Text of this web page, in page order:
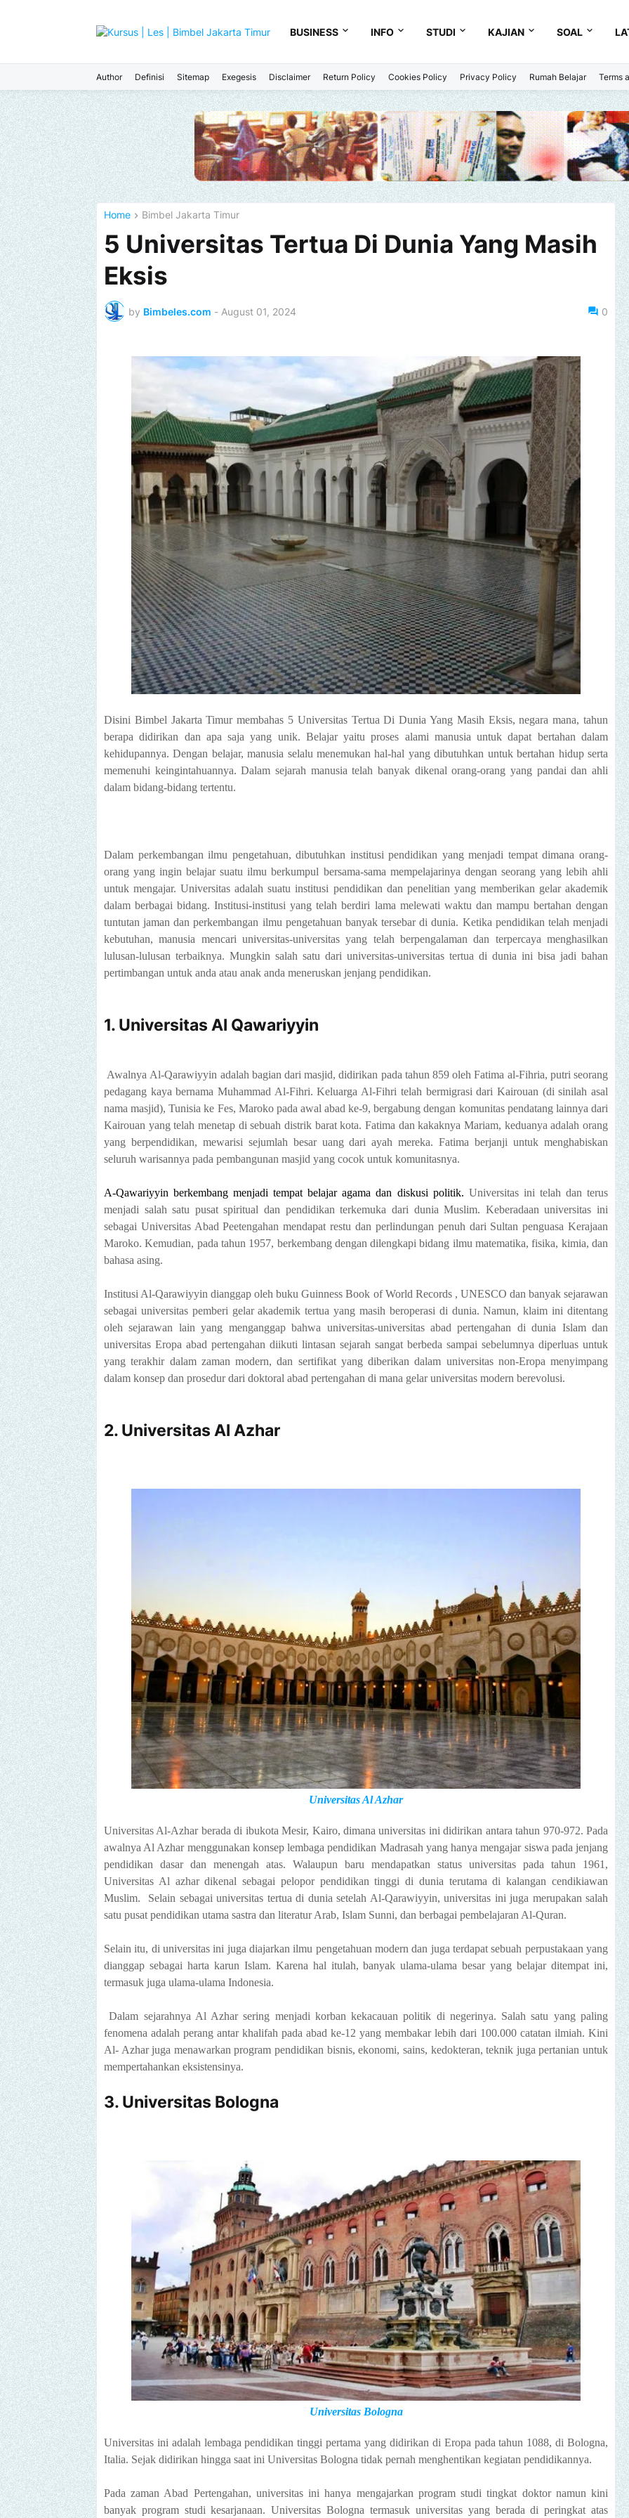
BUSINESS INFO STUDI KAJIAN SOAL
Author Definisi Sitemap Exegesis Disclaimer Return Policy Cookies Policy Privacy Policy Rumah Belajar Terms
Home Bimbel Jakarta Timur
5 Universitas Tertua Di Dunia Yang Masih
Eksis
by Bimbeles.com - August 01, 2024 0
Disini Bimbel Jakarta Timur membahas 5 Universitas Tertua Di Dunia Yang Masih Eksis, negara mana, tahun
berapa didirikan dan apa saja yang unik. Belajar yaitu proses alami manusia untuk dapat bertahan dalam
kehidupannya. Dengan belajar, manusia selalu menemukan hal-hal yang dibutuhkan untuk bertahan hidup serta
memenuhi keingintahuannya. Dalam sejarah manusia telah banyak dikenal orang-orang yang pandai dan ahli
dalam bidang-bidang tertentu.
Dalam perkembangan ilmu pengetahuan, dibutuhkan institusi pendidikan yang menjadi tempat dimana orang-
orang yang ingin belajar suatu ilmu berkumpul bersama-sama mempelajarinya dengan seorang yang lebih ahli
untuk mengajar.Universitas adalah suatu institusi pendidikan dan penelitian yang memberikan gelar akademik
dalam berbagai bidang. Institusi-institusi yang telah berdiri lama melewati waktu dan mampu bertahan dengan
tuntutan jaman dan perkembangan ilmu pengetahuan banyak tersebar di dunia. Ketika pendidikan telah menjadi
kebutuhan, manusia mencari universitas-universitas yang telah berpengalaman dan terpercaya menghasilkan
lulusan-lulusan terbaiknya. Mungkin salah satu dari universitas-universitas tertua di dunia ini bisa jadi bahan
pertimbangan untuk anda atau anak anda meneruskan jenjang pendidikan.
1. Universitas Al Qawariyyin
Awalnya Al-Qarawiyyin adalah bagian dari masjid, didirikan pada tahun 859 oleh Fatima al-Fihria, putri seorang
pedagang kaya bernama Muhammad Al-Fihri. Keluarga Al-Fihri telah bermigrasi dari Kairouan (di sinilah asal
nama masjid), Tunisia ke Fes, Maroko pada awal abad ke-9, bergabung dengan komunitas pendatang lainnya dari
Kairouan yang telah menetap di sebuah distrik barat kota. Fatima dan kakaknya Mariam, keduanya adalah orang
yang berpendidikan, mewarisi sejumlah besar uang dari ayah mereka. Fatima berjanji untuk menghabiskan
seluruh warisannya pada pembangunan masjid yang cocok untuk komunitasnya.
A-Qawariyyin berkembang menjadi tempat belajar agama dan diskusi politik. Universitas ini telah dan terus
menjadi salah satu pusat spiritual dan pendidikan terkemuka dari dunia Muslim. Keberadaan universitas ini
sebagai Universitas Abad Peetengahan mendapat restu dan perlindungan penuh dari Sultan penguasa Kerajaan
Maroko. Kemudian, pada tahun 1957, berkembang dengan dilengkapi bidang ilmu matematika, fisika, kimia, dan
bahasa asing.
Institusi Al-Qarawiyyin dianggap oleh buku Guinness Book of World Records , UNESCO dan banyak sejarawan
sebagai universitas pemberi gelar akademik tertua yang masih beroperasi di dunia. Namun, klaim ini ditentang
oleh sejarawan lain yang menganggap bahwa universitas-universitas abad pertengahan di dunia Islam dan
universitas Eropa abad pertengahan diikuti lintasan sejarah sangat berbeda sampai sebelumnya diperluas untuk
yang terakhir dalam zaman modern, dan sertifikat yang diberikan dalam universitas non-Eropa menyimpang
dalam konsep dan prosedur dari doktoral abad pertengahan di mana gelar universitas modern berevolusi.
2. Universitas Al Azhar
Universitas Al Azhar
Universitas Al-Azhar berada di ibukota Mesir, Kairo, dimana universitas ini didirikan antara tahun 970-972. Pada
awalnya Al Azhar menggunakan konsep lembaga pendidikan Madrasah yang hanya mengajar siswa pada jenjang
pendidikan dasar dan menengah atas. Walaupun baru mendapatkan status universitas pada tahun 1961,
Universitas Al azhar dikenal sebagai pelopor pendidikan tinggi di dunia terutama di kalangan cendikiawan
Muslim. Selain sebagai universitas tertua di dunia setelah Al-Qarawiyyin, universitas ini juga merupakan salah
satu pusat pendidikan utama sastra dan literatur Arab, Islam Sunni, dan berbagai pembelajaran Al-Quran.
Selain itu, di universitas ini juga diajarkan ilmu pengetahuan modern dan juga terdapat sebuah perpustakaan yang
dianggap sebagai harta karun Islam. Karena hal itulah, banyak ulama-ulama besar yang belajar ditempat ini,
termasuk juga ulama-ulama Indonesia.
Dalam sejarahnya Al Azhar sering menjadi korban kekacauan politik di negerinya. Salah satu yang paling
fenomena adalah perang antar khalifah pada abad ke-12 yang membakar lebih dari 100.000 catatan ilmiah. Kini
Al- Azhar juga menawarkan program pendidikan bisnis, ekonomi, sains, kedokteran, teknik juga pertanian untuk
mempertahankan eksistensinya.
3. Universitas Bologna
Universitas Bologna
Universitas ini adalah lembaga pendidikan tinggi pertama yang didirikan di Eropa pada tahun 1088, di Bologna,
Italia. Sejak didirikan hingga saat ini Universitas Bologna tidak pernah menghentikan kegiatan pendidikannya.
Pada zaman Abad Pertengahan, universitas ini hanya mengajarkan program studi tingkat doktor namun kini
banyak program studi kesarjanaan. Universitas Bologna termasuk universitas yang berada di peringkat atas